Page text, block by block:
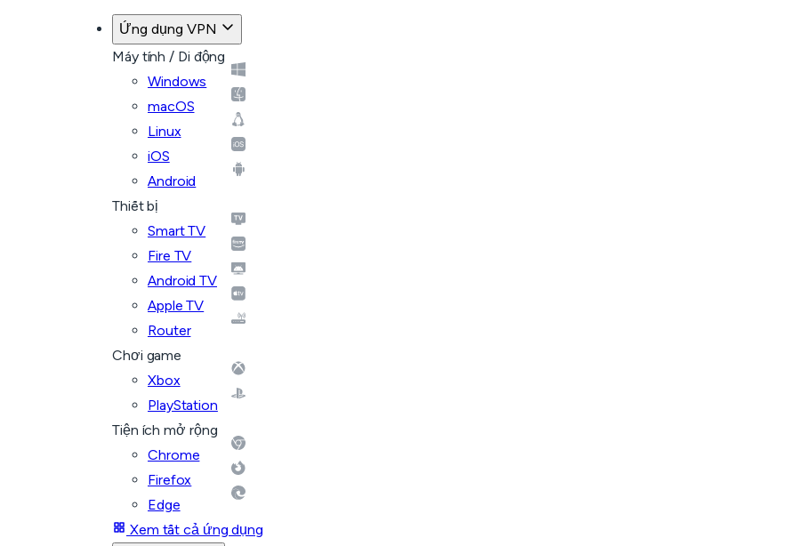
Ứng dụng VPN
Máy tính / Di động
Windows
macOS
Linux
iOS
Android
Thiết bị
Smart TV
Fire TV
Android TV
Apple TV
Router
Chơi game
Xbox
PlayStation
Tiện ích mở rộng
Chrome
Firefox
Edge
Xem tất cả ứng dụng